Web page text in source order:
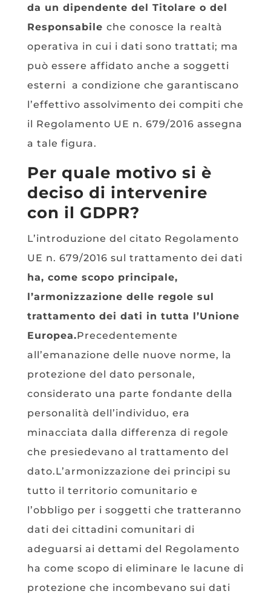
da un dipendente del Titolare o del
Responsabile che conosce la realtà
operativa in cui i dati sono trattati; ma
può essere affidato anche a soggetti
esterni a condizione che garantiscano
l’effettivo assolvimento dei compiti che
il Regolamento UE n. 679/2016 assegna
a tale figura.
Per quale motivo si è
deciso di intervenire
con il GDPR?
L’introduzione del citato Regolamento
UE n. 679/2016 sul trattamento dei dati
ha, come scopo principale,
l’armonizzazione delle regole sul
trattamento dei dati in tutta l’Unione
Europea.Precedentemente
all’emanazione delle nuove norme, la
protezione del dato personale,
considerato una parte fondante della
personalità dell’individuo, era
minacciata dalla differenza di regole
che presiedevano al trattamento del
dato.L’armonizzazione dei principi su
tutto il territorio comunitario e
l’obbligo per i soggetti che tratteranno
dati dei cittadini comunitari di
adeguarsi ai dettami del Regolamento
ha come scopo di eliminare le lacune di
protezione che incombevano sui dati